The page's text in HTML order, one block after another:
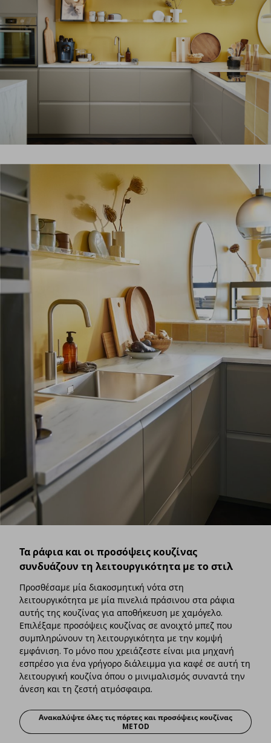
Τα ράφια και οι προσόψεις κουζίνας
συνδυάζουν τη λειτουργικότητα με το στιλ
Προσθέσαμε μία διακοσμητική νότα στη
λειτουργικότητα με μία πινελιά πράσινου στα ράφια
αυτής της κουζίνας για αποθήκευση με χαμόγελο.
Επιλέξαμε προσόψεις κουζίνας σε ανοιχτό μπεζ που
συμπληρώνουν τη λειτουργικότητα με την κομψή
εμφάνιση. Το μόνο που χρειάζεστε είναι μια μηχανή
εσπρέσο για ένα γρήγορο διάλειμμα για καφέ σε αυτή τη
λειτουργική κουζίνα όπου ο μινιμαλισμός συναντά την
άνεση και τη ζεστή ατμόσφαιρα.
Τα ράφια και οι προσόψεις
Ανακαλύψτε όλες τις πόρτες και προσόψεις κουζίνας
METOD